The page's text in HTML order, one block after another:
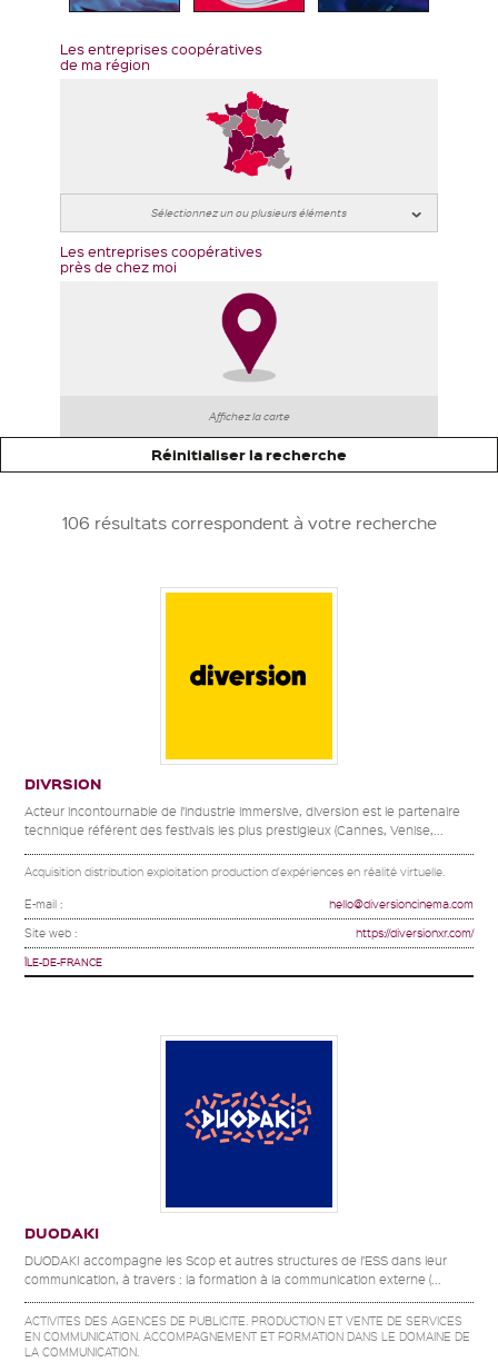
Les entreprises coopératives
de ma région
Les entreprises coopératives
près de chez moi
Affichez la carte
Réinitialiser la recherche
106 résultats correspondent à votre recherche
DIVRSION
Acteur incontournable de l’industrie immersive, diversion est le partenaire
technique référent des festivals les plus prestigieux (Cannes, Venise,...
Acquisition distribution exploitation production d'expériences en réalité virtuelle.
E-mail : hello@diversioncinema.com
Site web : https://diversionxr.com/
ÎLE-DE-FRANCE
DUODAKI
DUODAKI accompagne les Scop et autres structures de l’ESS dans leur
communication, à travers : la formation à la communication externe (...
ACTIVITES DES AGENCES DE PUBLICITE. PRODUCTION ET VENTE DE SERVICES
EN COMMUNICATION. ACCOMPAGNEMENT ET FORMATION DANS LE DOMAINE DE
LA COMMUNICATION.